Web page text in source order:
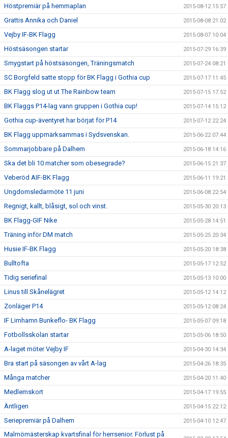
Höstpremiär på hemmaplan 2015-08-12 15:57
Grattis Annika och Daniel 2015-08-08 21:02
Vejby IF-BK Flagg 2015-08-07 10:04
Höstsäsongen startar 2015-07-29 16:39
Smygstart på höstsäsongen, Träningsmatch 2015-07-24 08:21
SC Borgfeld satte stopp för BK Flagg i Gothia cup 2015-07-17 11:45
BK Flagg slog ut ut The Rainbow team 2015-07-15 17:52
BK Flaggs P14-lag vann gruppen i Gothia cup! 2015-07-14 15:12
Gothia cup-äventyret har börjat för P14 2015-07-12 22:24
BK Flagg uppmärksammas i Sydsvenskan. 2015-06-22 07:44
Sommarjobbare på Dalhem 2015-06-18 14:16
Ska det bli 10 matcher som obesegrade? 2015-06-15 21:37
Veberöd AIF-BK Flagg 2015-06-11 19:21
Ungdomsledarmöte 11 juni 2015-06-08 22:54
Regnigt, kallt, blåsigt, sol och vinst. 2015-05-30 20:13
BK Flagg-GIF Nike 2015-05-28 14:51
Träning inför DM match 2015-05-25 20:34
Husie IF-BK Flagg 2015-05-20 18:38
Bulltofta 2015-05-17 12:52
Tidig seriefinal 2015-05-13 10:00
Linus till Skånelägret 2015-05-12 14:12
Zonläger P14 2015-05-12 08:24
IF Limhamn Bunkeflo- BK Flagg 2015-05-07 09:18
Fotbollsskolan startar 2015-05-06 18:50
A-laget möter Vejby IF 2015-04-30 14:34
Bra start på säsongen av vårt A-lag 2015-04-26 18:35
Många matcher 2015-04-20 11:40
Medlemskort 2015-04-17 19:55
Äntligen 2015-04-15 22:12
Seriepremiär på Dalhem 2015-04-10 12:47
Malmömästerskap kvartsfinal för herrsenior. Förlust på